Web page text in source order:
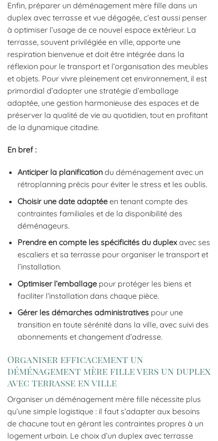
Enfin, préparer un déménagement mère fille dans un
duplex avec terrasse et vue dégagée, c’est aussi penser
à optimiser l’usage de ce nouvel espace extérieur. La
terrasse, souvent privilégiée en ville, apporte une
respiration bienvenue et doit être intégrée dans la
réflexion pour le transport et l’organisation des meubles
et objets. Pour vivre pleinement cet environnement, il est
primordial d’adopter une stratégie d’emballage
adaptée, une gestion harmonieuse des espaces et de
préserver la qualité de vie au quotidien, tout en profitant
de la dynamique citadine.
En bref :
Anticiper la planificationdu déménagement avec un
rétroplanning précis pour éviter le stress et les oublis.
Choisir une date adaptéeen tenant compte des
contraintes familiales et de la disponibilité des
déménageurs.
Prendre en compte les spécificités du duplexavec ses
escaliers et sa terrasse pour organiser le transport et
l’installation.
Optimiser l’emballagepour protéger les biens et
faciliter l’installation dans chaque pièce.
Gérer les démarches administrativespour une
transition en toute sérénité dans la ville, avec suivi des
abonnements et changement d’adresse.
Organiser efficacement un
déménagement mère fille vers un duplex
avec terrasse en ville
Organiser un déménagement mère fille nécessite plus
qu’une simple logistique : il faut s’adapter aux besoins
de chacune tout en gérant les contraintes propres à un
logement urbain. Le choix d’un duplex avec terrasse